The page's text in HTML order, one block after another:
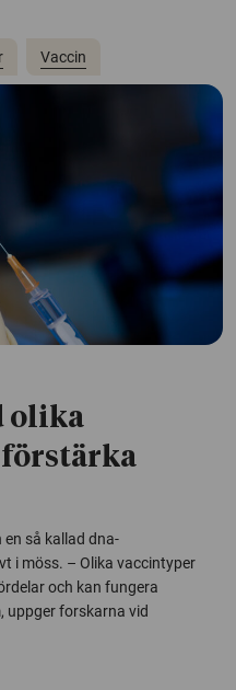
Vaccin
olika
så kallad dna-
i möss. – Olika vaccintyper
och kan fungera
uppger forskarna vid